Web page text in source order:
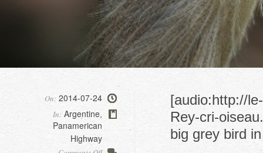
On: 2014-07-24
In: Argentine
Panamerican
Highway
[audio:http://
Rey-cri-
big grey bird